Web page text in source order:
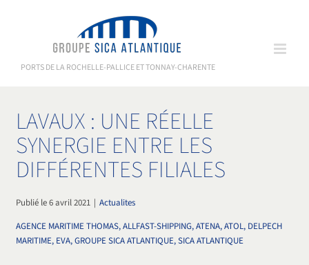
PORTS DE LA ROCHELLE-PALLICE ET TONNAY-CHARENTE
LAVAUX : UNE RÉELLE
SYNERGIE ENTRE LES
DIFFÉRENTES FILIALES
Publié le 6 avril 2021 | Actualites
AGENCE MARITIME THOMAS, ALLFAST-SHIPPING, ATENA, ATOL, DELPECH
MARITIME, EVA, GROUPE SICA ATLANTIQUE, SICA ATLANTIQUE